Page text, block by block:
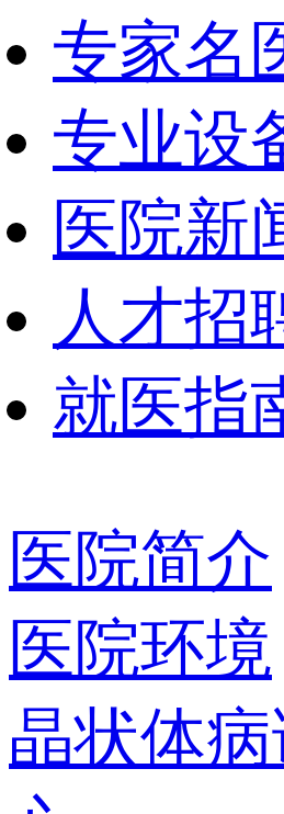
专家名
专业设
医院新
人才招
就医指
医院简介
医院环境
晶状体